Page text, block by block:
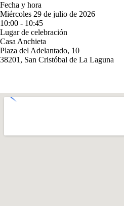
Fecha y hora
Miércoles 29 de julio de 2026
10:00 - 10:45
Lugar de celebración
Casa Anchieta
Plaza del Adelantado, 10
38201, San Cristóbal de La Laguna